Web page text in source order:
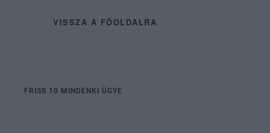
VISSZA A FŐOLDALRA
FRISS 10 MINDENKI ÜGYE